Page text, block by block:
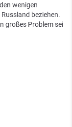
wenigen
beziehen.
großes Problem sei